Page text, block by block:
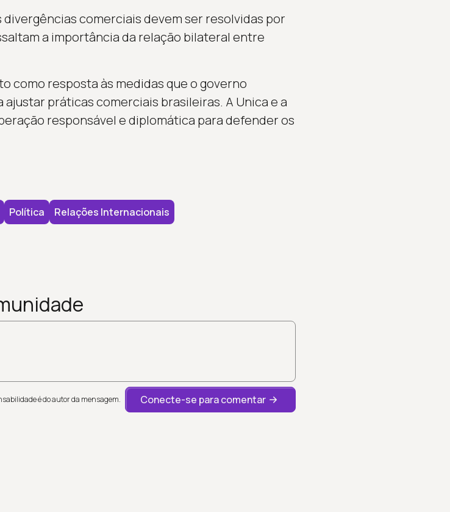
comerciais devem ser resolvidas por
a importância da relação bilateral entre
como resposta às medidas que o governo
práticas comerciais brasileiras. A Unica e a
responsável e diplomática para defender os
Política Relações Internacionais
é do autor da mensagem. Conecte-se para comentar